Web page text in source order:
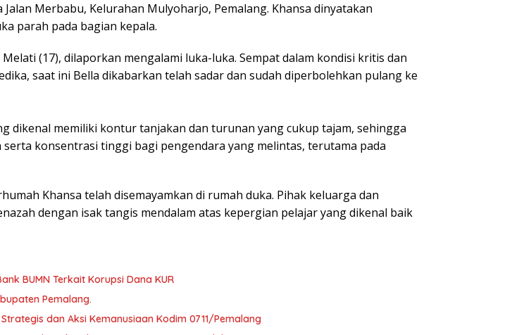
Merbabu, Kelurahan Mulyoharjo, Pemalang. Khansa dinyatakan
parah pada bagian kepala.
(17), dilaporkan mengalami luka-luka. Sempat dalam kondisi kritis dan
saat ini Bella dikabarkan telah sadar dan sudah diperbolehkan pulang ke
dikenal memiliki kontur tanjakan dan turunan yang cukup tajam, sehingga
konsentrasi tinggi bagi pengendara yang melintas, terutama pada
Khansa telah disemayamkan di rumah duka. Pihak keluarga dan
dengan isak tangis mendalam atas kepergian pelajar yang dikenal baik
BUMN Terkait Korupsi Dana KUR
Pemalang.
dan Aksi Kemanusiaan Kodim 0711/Pemalang